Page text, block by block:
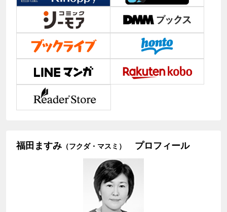
福田ますみ （フクダ・マスミ） プロフィール